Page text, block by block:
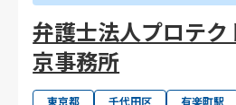
弁護士法人プロテク
京事務所
東京都 千代田区 有楽町駅